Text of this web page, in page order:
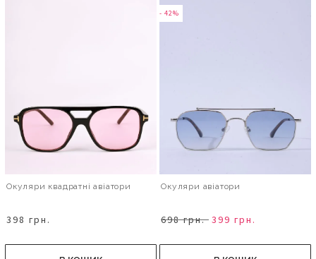
Окуляри квадратні авіатори
398 грн.
- 42%
Окуляри авіатори
698 грн. 399 грн.